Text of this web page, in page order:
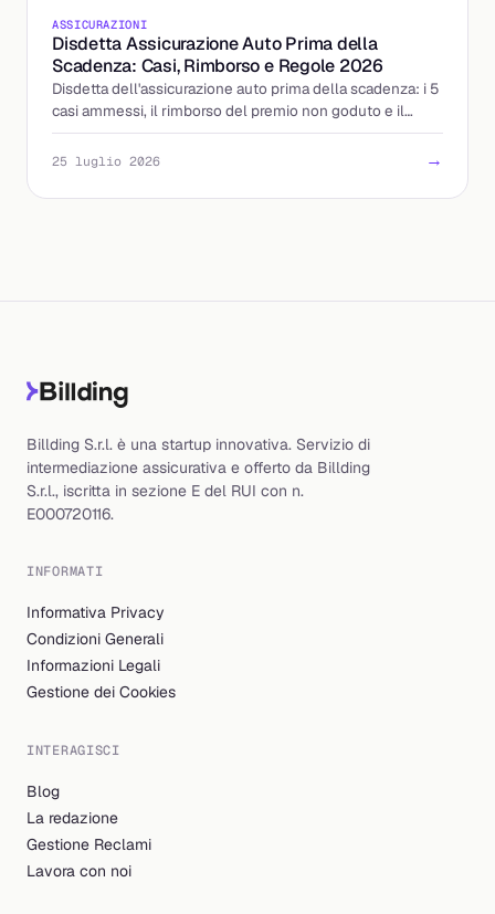
ASSICURAZIONI
Disdetta Assicurazione Auto Prima della
Scadenza: Casi, Rimborso e Regole 2026
Disdetta dell'assicurazione auto prima della scadenza: i 5
casi ammessi, il rimborso del premio non goduto e il
ripensamento di 14 giorni. Ecco come fare.
25 luglio 2026 →
Billding S.r.l. è una startup innovativa. Servizio di
intermediazione assicurativa e offerto da Billding
S.r.l., iscritta in sezione E del RUI con n.
E000720116.
INFORMATI
Informativa Privacy
Condizioni Generali
Informazioni Legali
Gestione dei Cookies
INTERAGISCI
Blog
La redazione
Gestione Reclami
Lavora con noi